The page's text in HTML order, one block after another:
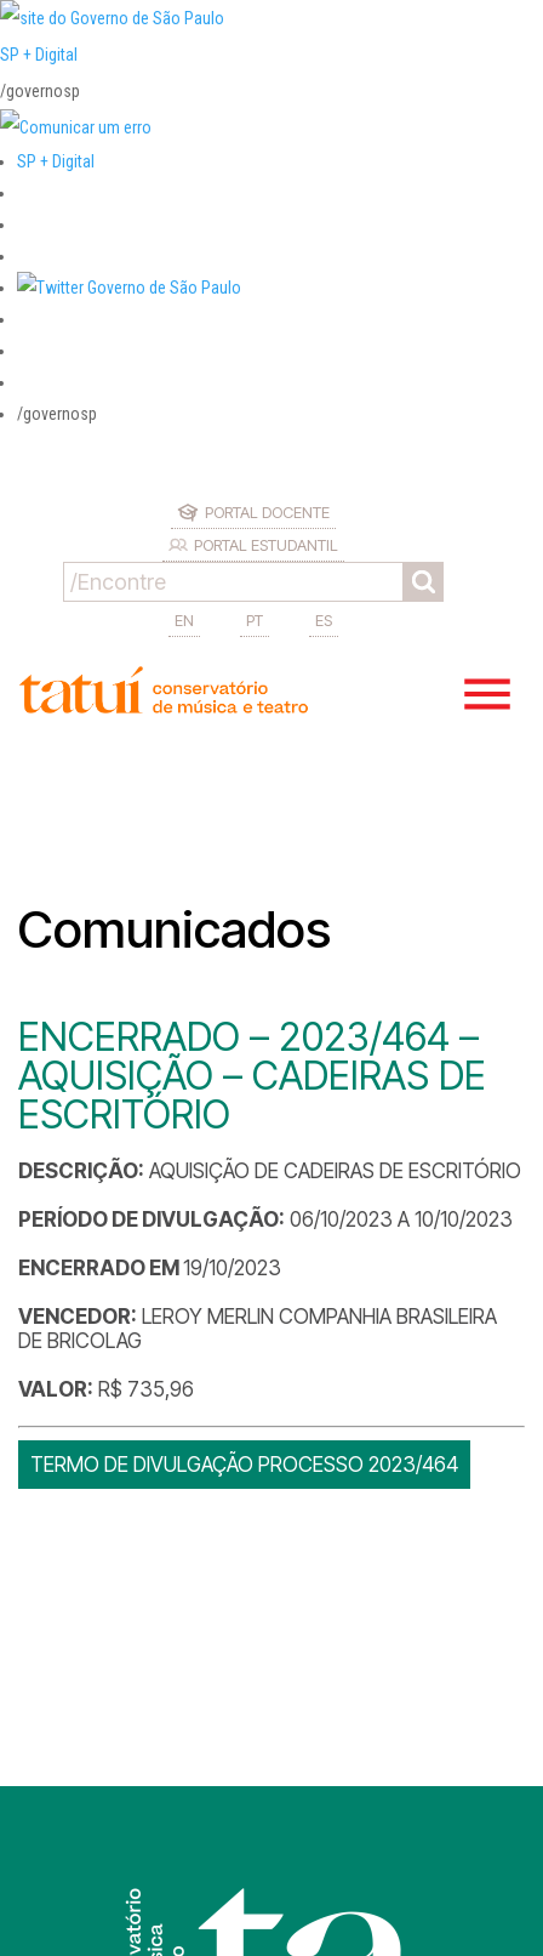
SP + Digital
/governosp
SP + Digital
/governosp
PORTAL DOCENTE
PORTAL ESTUDANTIL
EN PT ES
Comunicados
ENCERRADO – 2023/464 –
AQUISIÇÃO – CADEIRAS DE
ESCRITÓRIO
DESCRIÇÃO: AQUISIÇÃO DE CADEIRAS DE ESCRITÓRIO
PERÍODO DE DIVULGAÇÃO: 06/10/2023 A 10/10/2023
ENCERRADO EM 19/10/2023
VENCEDOR: LEROY MERLIN COMPANHIA BRASILEIRA
DE BRICOLAG
VALOR: R$ 735,96
TERMO DE DIVULGAÇÃO PROCESSO 2023/464